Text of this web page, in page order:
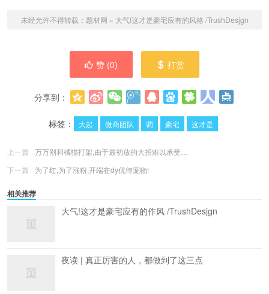
未经允许不得转载： 题材网 » 大气!这才是豪宅应有的风格 /TrushDesjgn
赞 (0) 打赏
分享到：
标签：
大起 微商团队 调 豪宅 这才是
上一篇
万万别和橘猫打架,由于最初放的大招难以承受…
下一篇
为了红,为了涨粉,开端在dy优待宠物!
相关推荐
大气!这才是豪宅应有的作风 /TrushDesjgn
夜读 | 真正厉害的人，都做到了这三点